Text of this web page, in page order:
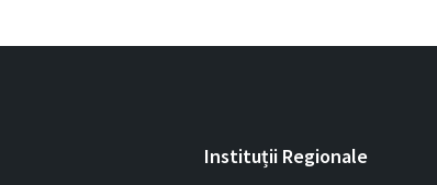
Instituții Regionale